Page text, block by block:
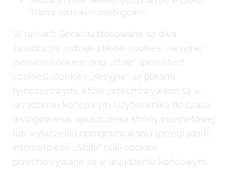
“Istotne techniki marketingowe”;
W ramach Serwisu stosowane są dwa
zasadnicze rodzaje plików cookies: „sesyjne”
(session cookies) oraz „stałe” (persistent
cookies). Cookies „sesyjne” są plikami
tymczasowymi, które przechowywane są w
urządzeniu końcowym Użytkownika do czasu
wylogowania, opuszczenia strony internetowej
lub wyłączenia oprogramowania (przeglądarki
internetowej). „Stałe” pliki cookies
przechowywane są w urządzeniu końcowym